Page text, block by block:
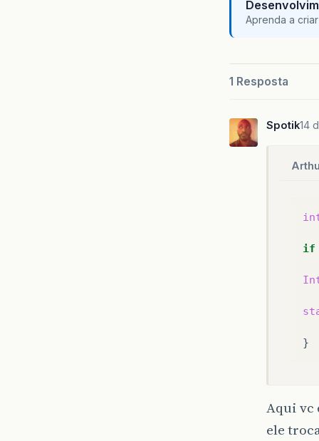
Aprenda a
1 Resposta
Spotik14
if
Aqui vc
ele